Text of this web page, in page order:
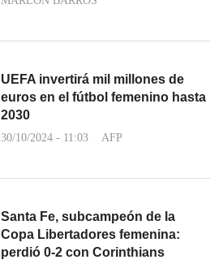
UEFA invertirá mil millones de
euros en el fútbol femenino hasta
2030
30/10/2024 - 11:03 AFP
Santa Fe, subcampeón de la
Copa Libertadores femenina:
perdió 0-2 con Corinthians